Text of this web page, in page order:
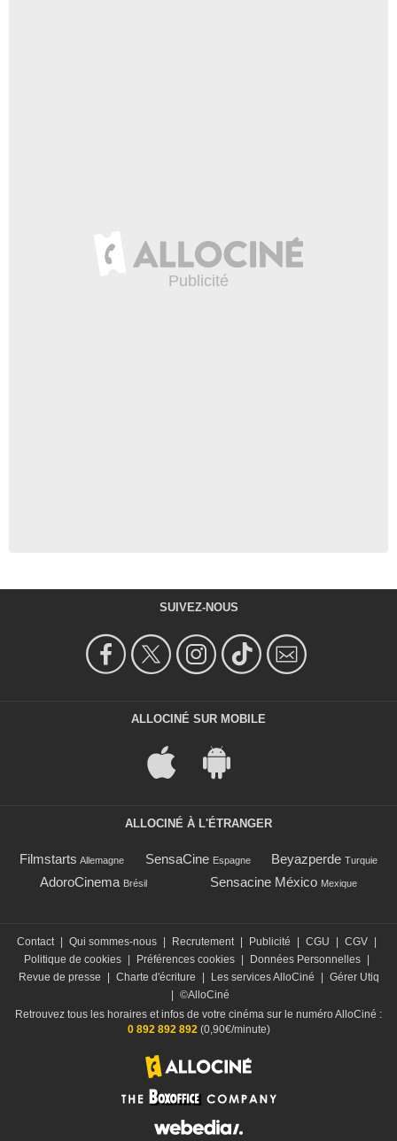
SUIVEZ-NOUS
ALLOCINÉ SUR MOBILE
ALLOCINÉ À L'ÉTRANGER
Filmstarts Allemagne SensaCine Espagne Beyazperde Turquie
AdoroCinema Brésil Sensacine México Mexique
Contact Qui sommes-nous Recrutement Publicité CGU CGV
Politique de cookies
Préférences cookies Données Personnelles
Revue de presse
Charte d'écriture Les services AlloCiné
Gérer Utiq
©AlloCiné
Retrouvez tous les horaires et infos de votre cinéma sur le numéro AlloCiné :
0 892 892 892(0,90€/minute)